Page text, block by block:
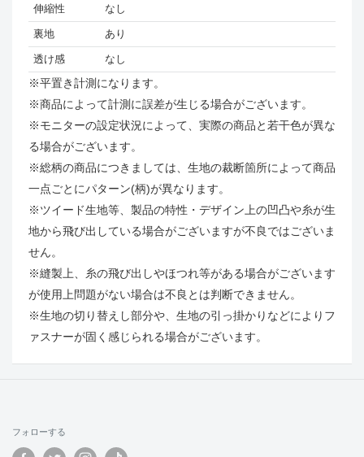
伸縮性 なし
裏地 あり
透け感 なし
※平置き計測になります。
※商品によって計測に誤差が生じる場合がございます。
※モニターの設定状況によって、実際の商品と若干色が異な
る場合がございます。
※総柄の商品につきましては、生地の裁断箇所によって商品
一点ごとにパターン(柄)が異なります。
※ツイード生地等、製品の特性・デザイン上の凹凸や糸が生
地から飛び出している場合がございますが不良ではございま
せん。
※縫製上、糸の飛び出しやほつれ等がある場合がございます
が使用上問題がない場合は不良とは判断できません。
※生地の切り替えし部分や、生地の引っ掛かりなどによりフ
ァスナーが固く感じられる場合がございます。
フォローする